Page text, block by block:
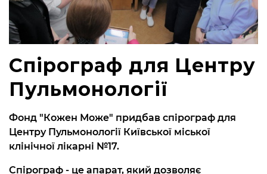
Спірограф для Центру
Пульмонології
Фонд "Кожен Може" придбав спірограф для
Центру Пульмонології Київської міської
клінічної лікарні №17.
Спірограф - це апарат, який дозволяє